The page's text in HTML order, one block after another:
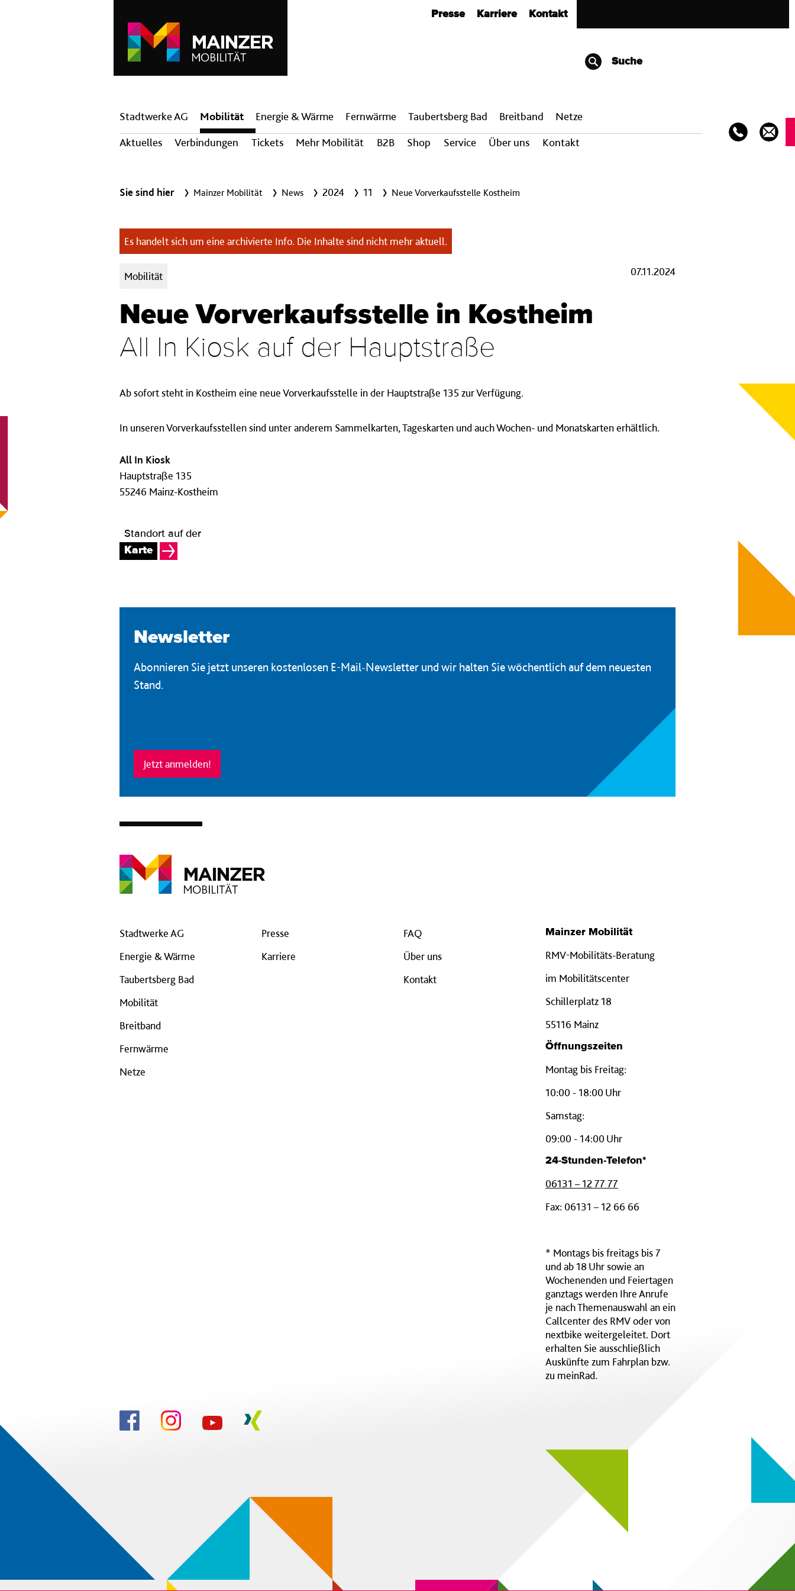
Presse Karriere Kontakt
Suche
Hauptnavigation
Stadtwerke AG
Mobilität
Aktuelles
Verbindungen Tickets Mehr Mobilität B2B Shop Service Über uns Kontakt
Energie & Wärme Fern­wärme Taubertsberg Bad Breit­band Netze
Sie sind hier Mainzer Mobilität News 2024 11 Neue Vorverkaufsstelle Kostheim
Es handelt sich um eine archivierte Info. Die Inhalte sind nicht mehr aktuell.
Kategorien:
Mobilität 07.11.2024
Neue Vorverkaufsstelle in Kostheim
All In Kiosk auf der Hauptstraße
Ab sofort steht in Kostheim eine neue Vorverkaufsstelle in der Hauptstraße 135 zur Verfügung.
In unseren Vorverkaufsstellen sind unter anderem Sammelkarten, Tageskarten und auch Wochen- und Monatskarten erhältlich.
All In Kiosk
Hauptstraße 135
55246 Mainz-Kostheim
Standort auf der
Karte
Newsletter
Abonnieren Sie jetzt unseren kostenlosen E-Mail-Newsletter und wir halten Sie wöchentlich auf dem neuesten
Stand.
Jetzt anmelden!
Stadtwerke AG
Energie & Wärme
Taubertsberg Bad
Mobilität
Breitband
Fernwärme
Netze
Presse
Karriere
FAQ
Über uns
Kontakt
Mainzer Mobilität
RMV-Mobilitäts-Beratung
im Mobilitätscenter
Schillerplatz 18
55116 Mainz
Öffnungszeiten
Montag bis Freitag:
10:00 - 18:00 Uhr
Samstag:
09:00 - 14:00 Uhr
24-Stunden-Telefon*
06131 – 12 77 77
Fax: 06131 – 12 66 66
* Montags bis freitags bis 7
und ab 18 Uhr sowie an
Wochenenden und Feiertagen
ganztags werden Ihre Anrufe
je nach Themenauswahl an ein
Callcenter des RMV oder von
nextbike weitergeleitet. Dort
erhalten Sie ausschließlich
Auskünfte zum Fahrplan bzw.
zu meinRad.